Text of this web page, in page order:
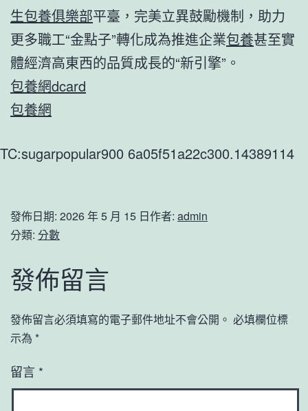
生包養俱樂部平臺，完美立異鼓勵機制，助力
更多職工“金點子”轉化成為推進企業包養甚至實
體經濟高東西的品質成長的“新引擎”。
包養網dcard
包養網
TC:sugarpopular900 6a05f51a22c300.14389114
發佈日期: 2026 年 5 月 15 日作者: admin
分類: 分數
發佈留言
發佈留言必須填寫的電子郵件地址不會公開。 必填欄位標
示為 *
留言 *